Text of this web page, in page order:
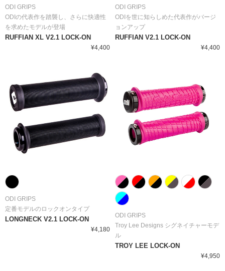
ODI GRIPS
ODIの代表作を踏襲し、さらに快適性
を求めたモデルが登場
RUFFIAN XL V2.1 LOCK-ON
¥4,400
ODI GRIPS
ODIを世に知らしめた代表作がバージ
ョンアップ
RUFFIAN V2.1 LOCK-ON
¥4,400
ODI GRIPS
定番モデルのロックオンタイプ
LONGNECK V2.1 LOCK-ON
¥4,180
ODI GRIPS
Troy Lee Designs シグネイチャーモデ
ル
TROY LEE LOCK-ON
¥4,950